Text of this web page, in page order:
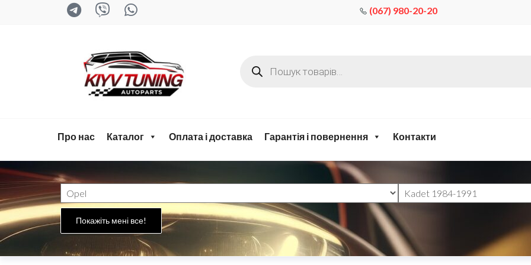
(067) 980-20-20
tuning.com
Про нас Каталог Оплата і доставка Гарантія і повернення Контакти
Покажіть мені все!